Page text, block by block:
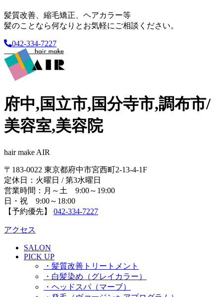
髪質改善、縮毛矯正、ヘアカラー等
髪のことなら何なりとお気軽にご相談ください。
042-334-7227
府中,国立市,国分寺市,調布市/
美容室,美容院
hair make AIR
〒183-0022 東京都府中市宮西町2-13-4-1F
定休日：火曜日 / 第3水曜日
営業時間：月～土 9:00～19:00
日・祝 9:00～18:00
【予約優先】 042-334-7227
アクセス
SALON
PICK UP
・髪質改善トリートメント
・白髪染め（グレイカラー）
・ヘッドスパ（マーブ）